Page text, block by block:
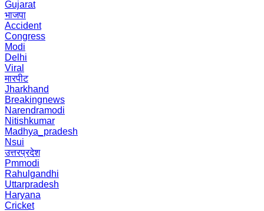
Gujarat
भाजपा
Accident
Congress
Modi
Delhi
Viral
मारपीट
Jharkhand
Breakingnews
Narendramodi
Nitishkumar
Madhya_pradesh
Nsui
उत्तरप्रदेश
Pmmodi
Rahulgandhi
Uttarpradesh
Haryana
Cricket